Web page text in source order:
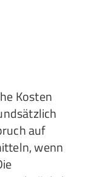
Kosten
auf
wenn